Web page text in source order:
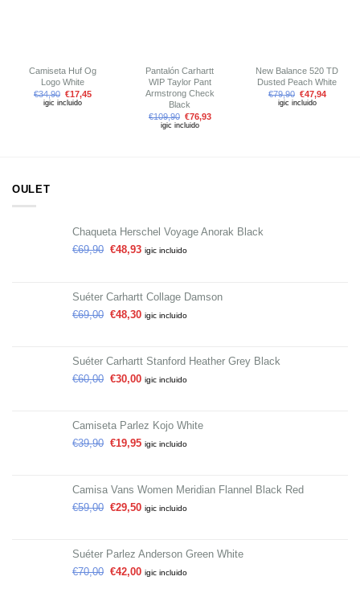
Camiseta Huf Og
Logo White
€34,90 €17,45
igic incluido
Pantalón Carhartt
WIP Taylor Pant
Armstrong Check
Black
€109,90 €76,93
igic incluido
New Balance 520 TD
Dusted Peach White
€79,90 €47,94
igic incluido
OULET
Chaqueta Herschel Voyage Anorak Black
€69,90 €48,93 igic incluido
Suéter Carhartt Collage Damson
€69,00 €48,30 igic incluido
Suéter Carhartt Stanford Heather Grey Black
€60,00 €30,00 igic incluido
Camiseta Parlez Kojo White
€39,90 €19,95 igic incluido
Camisa Vans Women Meridian Flannel Black Red
€59,00 €29,50 igic incluido
Suéter Parlez Anderson Green White
€70,00 €42,00 igic incluido